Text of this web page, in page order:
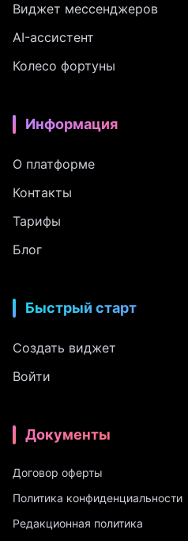
Виджет мессенджеров
AI-ассистент
Колесо фортуны
Информация
О платформе
Контакты
Тарифы
Блог
Быстрый старт
Создать виджет
Войти
Документы
Договор оферты
Политика конфиденциальности
Редакционная политика